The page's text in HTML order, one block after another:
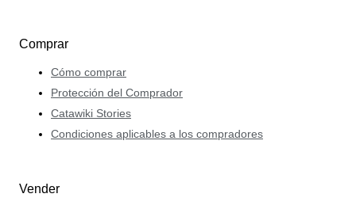
Comprar
Cómo comprar
Protección del Comprador
Catawiki Stories
Condiciones aplicables a los compradores
Vender